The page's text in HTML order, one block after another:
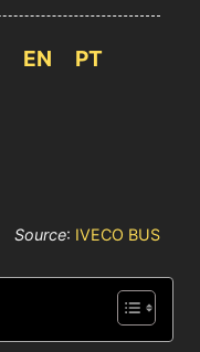
EN
PT
Source: IVECO BUS